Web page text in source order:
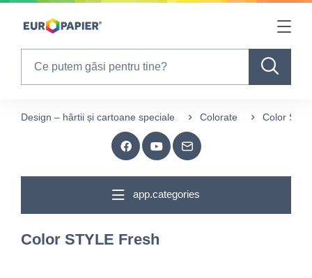
Table Of Content
Design – hârtii și cartoane speciale Colorate Color
app.categories
Color STYLE Fresh